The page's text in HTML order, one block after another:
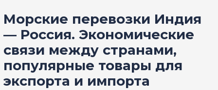
Морские перевозки Индия
— Россия. Экономические
связи между странами,
популярные товары для
экспорта и импорта